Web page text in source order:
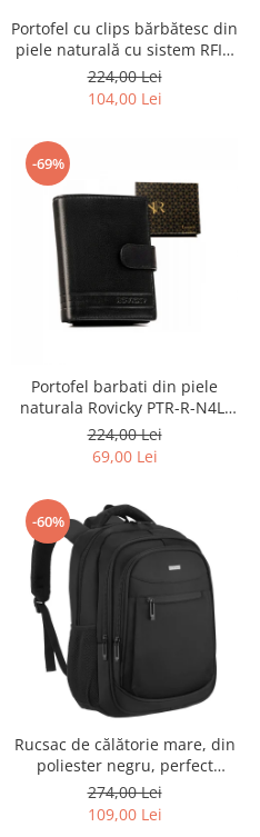
Portofel cu clips bărbătesc din
piele naturală cu sistem RFID
- Rovicky PTR-N1908-RVT-9799
BLACK
224,00 Lei
104,00 Lei
-69%
Portofel barbati din piele
naturala Rovicky PTR-R-N4L-
GAT-8922 B+B
224,00 Lei
69,00 Lei
-60%
Rucsac de călătorie mare, din
poliester negru, perfect
pentru bagajul de mână -
Rovicky PTR-R-BHX-05-1020
274,00 Lei
109,00 Lei